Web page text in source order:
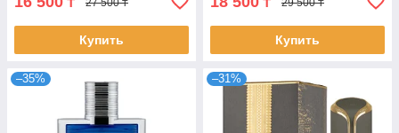
27 500 ₸
Купить
29 500 ₸
Купить
–35% –31%